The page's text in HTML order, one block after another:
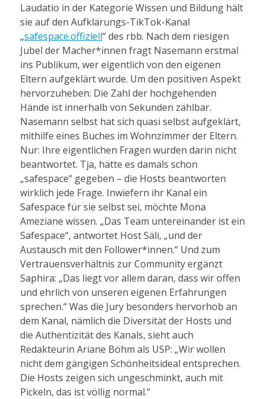
Laudatio in der Kategorie Wissen und Bildung hält
sie auf den Aufklärungs-TikTok-Kanal
„safespace.offiziell“ des rbb. Nach dem riesigen
Jubel der Macher*innen fragt Nasemann erstmal
ins Publikum, wer eigentlich von den eigenen
Eltern aufgeklärt wurde. Um den positiven Aspekt
hervorzuheben: Die Zahl der hochgehenden
Hände ist innerhalb von Sekunden zählbar.
Nasemann selbst hat sich quasi selbst aufgeklärt,
mithilfe eines Buches im Wohnzimmer der Eltern.
Nur: Ihre eigentlichen Fragen wurden darin nicht
beantwortet. Tja, hätte es damals schon
„safespace“ gegeben – die Hosts beantworten
wirklich jede Frage. Inwiefern ihr Kanal ein
Safespace für sie selbst sei, möchte Mona
Ameziane wissen. „Das Team untereinander ist ein
Safespace“, antwortet Host Säli, „und der
Austausch mit den Follower*innen.“ Und zum
Vertrauensverhältnis zur Community ergänzt
Saphira: „Das liegt vor allem daran, dass wir offen
und ehrlich von unseren eigenen Erfahrungen
sprechen.“ Was die Jury besonders hervorhob an
dem Kanal, nämlich die Diversität der Hosts und
die Authentizität des Kanals, sieht auch
Redakteurin Ariane Böhm als USP: „Wir wollen
nicht dem gängigen Schönheitsideal entsprechen.
Die Hosts zeigen sich ungeschminkt, auch mit
Pickeln, das ist völlig normal.“